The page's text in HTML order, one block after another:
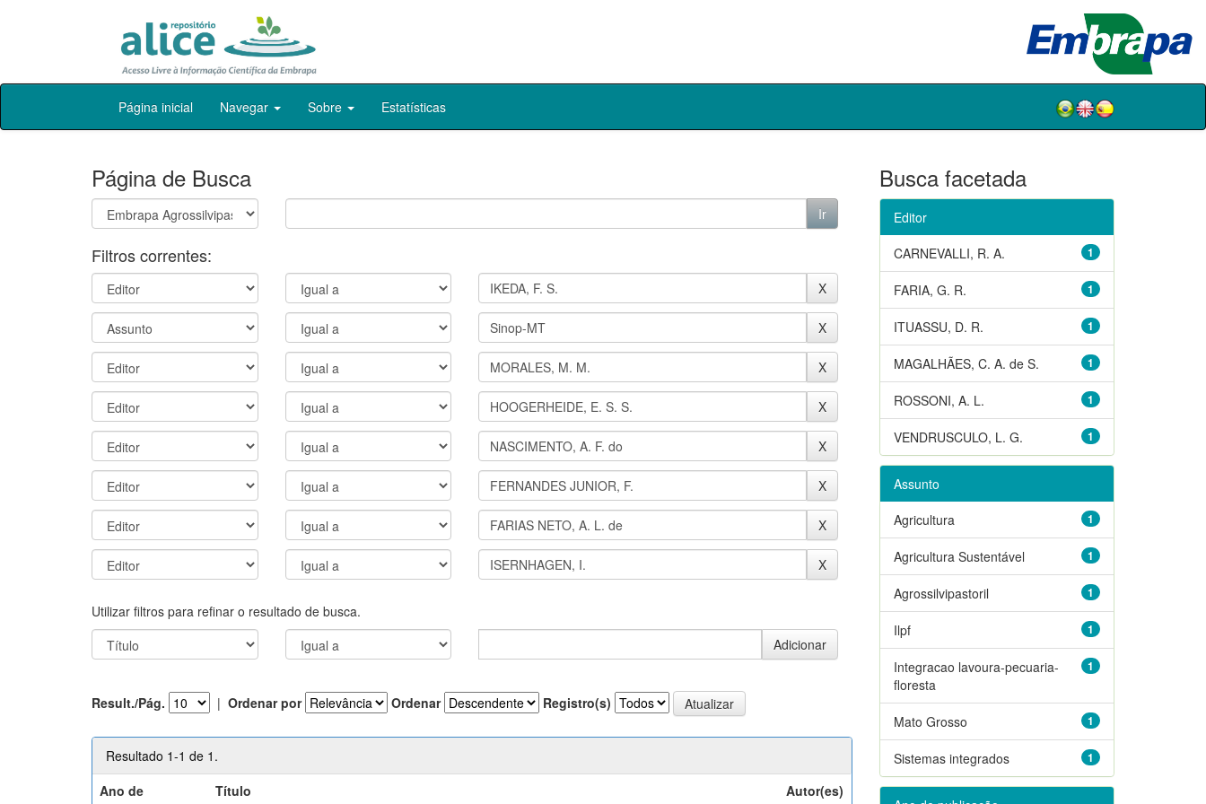
Skip
Página inicial Navegar Sobre Estatísticas
Página de Busca
Filtros correntes:
Utilizar filtros para refinar o resultado de busca.
Result./Pág. | Ordenar por Ordenar Registro(s)
Resultado 1-1 de 1.
Ano de
Título Autor(es)
Busca facetada
Editor
1
CARNEVALLI, R. A.
1
FARIA, G. R.
1
ITUASSU, D. R.
1
MAGALHÃES, C. A. de S.
1
ROSSONI, A. L.
1
VENDRUSCULO, L. G.
Assunto
1
Agricultura
1
Agricultura Sustentável
1
Agrossilvipastoril
1
Ilpf
1
Integracao lavoura-pecuaria-
floresta
1
Mato Grosso
1
Sistemas integrados